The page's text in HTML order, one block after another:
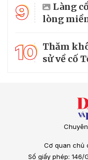
9
Làng
lòng
10 Thăm
sử về cố
Cơ quan chủ
Số giấy phép: 146/